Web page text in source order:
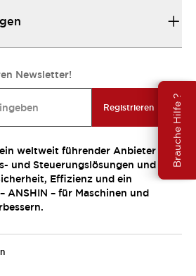
Brauche Hilfe ?
Newsletter!
Registrieren
weltweit führender Anbieter
und Steuerungslösungen und
Effizienz und ein
ANSHIN – für Maschinen und